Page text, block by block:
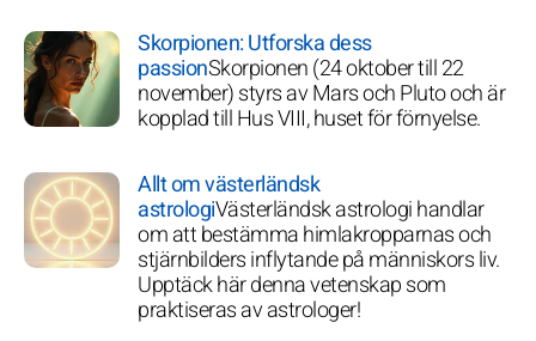
Skorpionen: Utforska dess
passionSkorpionen (24 oktober till 22
november) styrs av Mars och Pluto och är
kopplad till Hus VIII, huset för förnyelse.
Allt om västerländsk
astrologiVästerländsk astrologi handlar
om att bestämma himlakropparnas och
stjärnbilders inflytande på människors liv.
Upptäck här denna vetenskap som
praktiseras av astrologer!